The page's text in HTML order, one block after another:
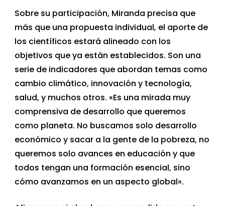
Sobre su participación, Miranda precisa que
más que una propuesta individual, el aporte de
los científicos estará alineado con los
objetivos que ya están establecidos. Son una
serie de indicadores que abordan temas como
cambio climático, innovación y tecnología,
salud, y muchos otros. «Es una mirada muy
comprensiva de desarrollo que queremos
como planeta. No buscamos solo desarrollo
económico y sacar a la gente de la pobreza, no
queremos solo avances en educación y que
todos tengan una formación esencial, sino
cómo avanzamos en un aspecto global».